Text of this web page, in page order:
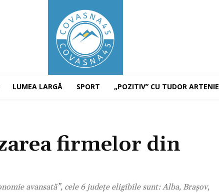
LUMEA LARGĂ SPORT „POZITIV” CU TUDOR ARTENIE
firmelor din
avansată”, cele 6 județe eligibile sunt: Alba, Brașov,